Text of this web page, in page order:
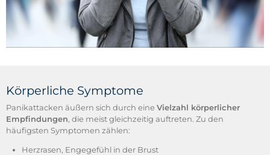
Körperliche Symptome
Panikattacken äußern sich durch eine Vielzahl körperlicher
Empfindungen, die meist gleichzeitig auftreten. Zu den
häufigsten Symptomen zählen:
Herzrasen, Engegefühl in der Brust